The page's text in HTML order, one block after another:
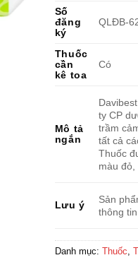
Số
đăng
ký
QLÐB-
Thuốc
cần
kê toa
Có
Mô tả
ngắn
ty CP
trầm
tất cả
Thuốc
màu đỏ,
Lưu ý
Sản
thông
Danh mục: Thuốc,